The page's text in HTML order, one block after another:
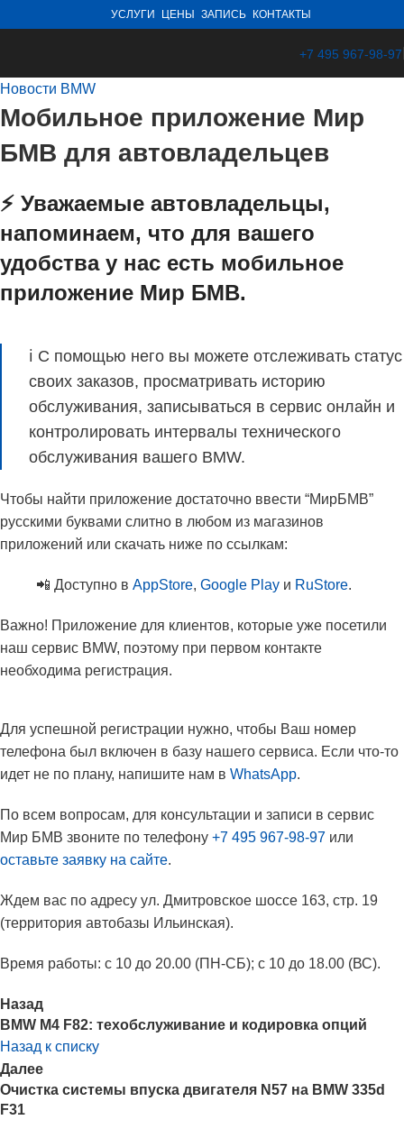
УСЛУГИ ЦЕНЫ ЗАПИСЬ КОНТАКТЫ
+7 495 967-98-97
Новости BMW
Мобильное приложение Мир
БМВ для автовладельцев
⚡️ Уважаемые автовладельцы,
напоминаем, что для вашего
удобства у нас есть мобильное
приложение Мир БМВ.
ℹ️ С помощью него вы можете отслеживать статус
своих заказов, просматривать историю
обслуживания, записываться в сервис онлайн и
контролировать интервалы технического
обслуживания вашего BMW.
Чтобы найти приложение достаточно ввести “МирБМВ”
русскими буквами слитно в любом из магазинов
приложений или скачать ниже по ссылкам:
📲 Доступно в AppStore, Google Play и RuStore.
Важно! Приложение для клиентов, которые уже посетили
наш сервис BMW, поэтому при первом контакте
необходима регистрация.
Для успешной регистрации нужно, чтобы Ваш номер
телефона был включен в базу нашего сервиса. Если что-то
идет не по плану, напишите нам в WhatsApp.
По всем вопросам, для консультации и записи в сервис
Мир БМВ звоните по телефону +7 495 967-98-97 или
оставьте заявку на сайте.
Ждем вас по адресу ул. Дмитровское шоссе 163, стр. 19
(территория автобазы Ильинская).
Время работы: с 10 до 20.00 (ПН-СБ); с 10 до 18.00 (ВС).
Назад
BMW M4 F82: техобслуживание и кодировка опций
Назад к списку
Далее
Очистка системы впуска двигателя N57 на BMW 335d
F31